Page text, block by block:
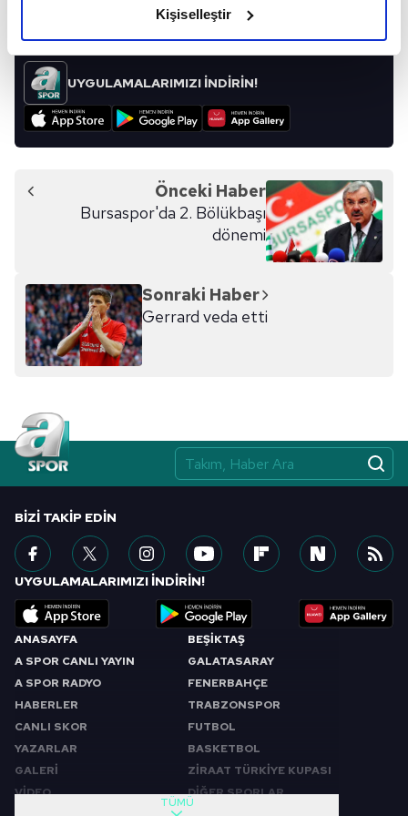
elimizden gelen çabayı gösterdiğimizi ve bu noktada,
kalemimiz olduğunu sizlere hatırlatmak isteriz.
Her halükârda, kullanıcılar, bu çerezlere izin vermedikleri
takdirde, kullanıcılara hedefli reklamlar
Sizlere daha iyi bir hizmet sunabilmek için İnternet
Sitemizde kendimize ve üçüncü kişilere ait çerezler
kullanılmaktadır. Bu çerezler vasıtasıyla çeşitli kişisel
verileriniz işlenmekte olup gerekli olan çerezler bilgi
toplumu hizmetlerinin sunulması amacıyla
kullanılmaktadır. Diğer çerezler, sitemizin daha işlevsel
kılınması ve kişiselleştirilmesi ve sizlere yönelik
reklam/pazarlama faaliyetlerinin yapılması, amaçlarıyla
Çerezlere ilişkin tercihlerinizi aşağıda yer alan panel
vasıtasıyla belirleyebilirsiniz. Çerezlere ilişkin detaylı bilgi
için Ayarlar butonuna tıklayabilir,
Çerez Bilgilendirme
Metnimiziziyaret edebilirsiniz.
hazırlanmış Aydınlatma Metnimizi okumak ve sitemizde
ilgili mevzuata uygun olarak kullanılan çerezlerle ilgili bilgi
Kişiselleştir
UYGULAMALARIMIZI İNDİRİN!
Önceki Haber
Bursaspor'da 2. Bölükbaşı
dönemi
Sonraki Haber
Gerrard veda etti
ANASAYFA
A SPOR CANLI YAYIN
A SPOR RADYO
HABERLER
CANLI SKOR
YAZARLAR
GALERİ
VİDEO
BEŞİKTAŞ
GALATASARAY
FENERBAHÇE
TRABZONSPOR
FUTBOL
BASKETBOL
ZİRAAT TÜRKİYE KUPASI
DİĞER SPORLAR
TÜMÜ
BIZI TAKIP EDIN
UYGULAMALARIMIZI İNDİRİN!